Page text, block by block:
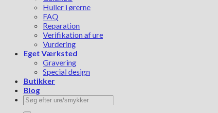
Huller i ørerne
FAQ
Reparation
Verifikation af ure
Vurdering
Eget Værksted
Gravering
Special design
Butikker
Blog
Søg
efter: